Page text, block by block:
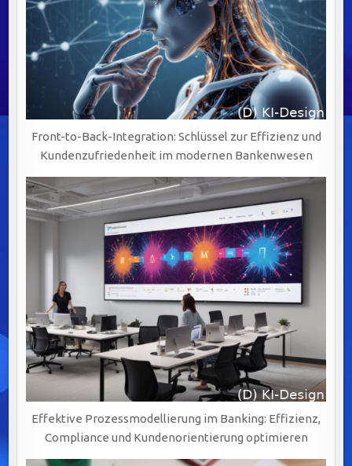
Front-to-Back-Integration: Schlüssel zur Effizienz und
Kundenzufriedenheit im modernen Bankenwesen
Effektive Prozessmodellierung im Banking: Effizienz,
Compliance und Kundenorientierung optimieren